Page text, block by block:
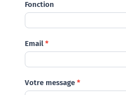
Fonction
Email*
Votre message *